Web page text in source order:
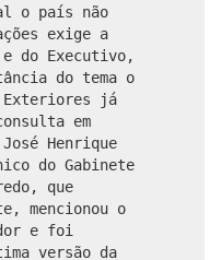
o país não
exige a
e do Executivo,
do tema o
Exteriores já
em
Henrique
do Gabinete
que
mencionou o
e foi
versão da